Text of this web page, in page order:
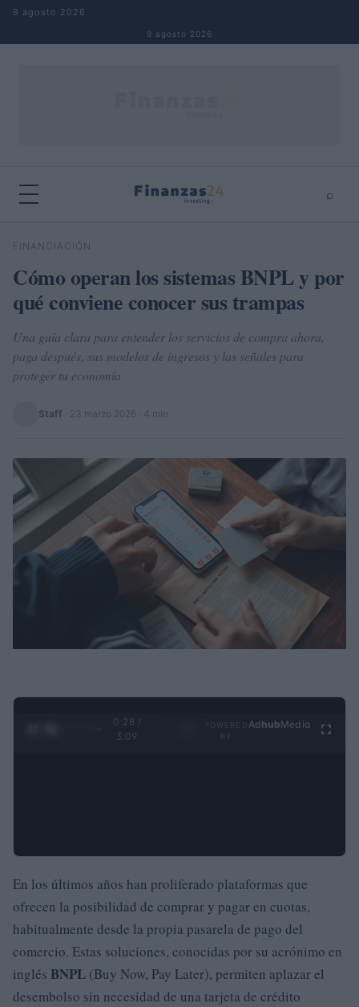
Saltar al contenido
9 agosto 2026
9 agosto 2026
⌕
Buscar
FINANCIACIÓN
Cómo operan los sistemas BNPL y por
qué conviene conocer sus trampas
Una guía clara para entender los servicios de compra ahora,
paga después, sus modelos de ingresos y las señales para
proteger tu economía
Staff 23 marzo 2026 · 4 min
0:29 /
3:09
Ad hubMedia
En los últimos años han proliferado plataformas que
ofrecen la posibilidad de comprar y pagar en cuotas,
habitualmente desde la propia pasarela de pago del
comercio. Estas soluciones, conocidas por su acrónimo en
inglés BNPL (Buy Now, Pay Later), permiten aplazar el
desembolso sin necesidad de una tarjeta de crédito